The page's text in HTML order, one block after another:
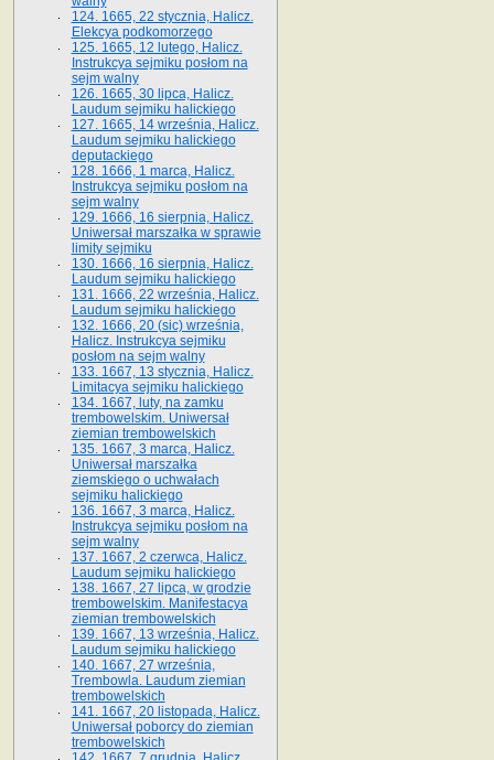
124. 1665, 22 stycznia, Halicz.
Elekcya podkomorzego
125. 1665, 12 lutego, Halicz.
Instrukcya sejmiku posłom na
sejm walny
126. 1665, 30 lipca, Halicz.
Laudum sejmiku halickiego
127. 1665, 14 września, Halicz.
Laudum sejmiku halickiego
deputackiego
128. 1666, 1 marca, Halicz.
Instrukcya sejmiku posłom na
sejm walny
129. 1666, 16 sierpnia, Halicz.
Uniwersał marszałka w sprawie
limity sejmiku
130. 1666, 16 sierpnia, Halicz.
Laudum sejmiku halickiego
131. 1666, 22 września, Halicz.
Laudum sejmiku halickiego
132. 1666, 20 (sic) września,
Halicz. Instrukcya sejmiku
posłom na sejm walny
133. 1667, 13 stycznia, Halicz.
Limitacya sejmiku halickiego
134. 1667, luty, na zamku
trembowelskim. Uniwersał
ziemian trembowelskich
135. 1667, 3 marca, Halicz.
Uniwersał marszałka
ziemskiego o uchwałach
sejmiku halickiego
136. 1667, 3 marca, Halicz.
Instrukcya sejmiku posłom na
sejm walny
137. 1667, 2 czerwca, Halicz.
Laudum sejmiku halickiego
138. 1667, 27 lipca, w grodzie
trembowelskim. Manifestacya
ziemian trembowelskich
139. 1667, 13 września, Halicz.
Laudum sejmiku halickiego
140. 1667, 27 września,
Trembowla. Laudum ziemian
trembowelskich
141. 1667, 20 listopada, Halicz.
Uniwersał poborcy do ziemian
trembowelskich